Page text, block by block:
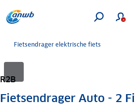
Fietsendrager elektrische fiets
R2B
Fietsendrager Auto - 2